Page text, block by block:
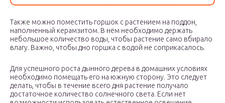
Также можно поместить горшок с растением на поддон,
наполненный керамзитом. В нём необходимо держать
небольшое количество воды, чтобы растение само вбирало
влагу. Важно, чтобы дно горшка с водой не соприкасалось.
Для успешного роста дынного дерева в домашних условиях
необходимо помещать его на южную сторону. Это следует
делать, чтобы в течение всего дня растение получало
достаточное количество солнечного света. Если нет